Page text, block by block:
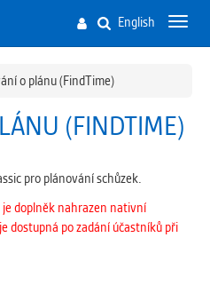
Toggle
English
o plánu (FindTime)
(FINDTIME)
pro plánování schůzek.
doplněk nahrazen nativní
dostupná po zadání účastníků při